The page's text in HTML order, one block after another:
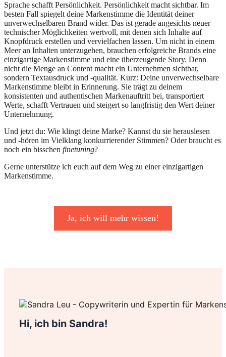
Sprache schafft Persönlichkeit. Persönlichkeit macht sichtbar. Im
besten Fall spiegelt deine Markenstimme die Identität deiner
unverwechselbaren Brand wider. Das ist gerade angesichts neuer
technischer Möglichkeiten wertvoll, mit denen sich Inhalte auf
Knopfdruck erstellen und vervielfachen lassen. Um nicht in einem
Meer an Inhalten unterzugehen, brauchen erfolgreiche Brands eine
einzigartige Markenstimme und eine überzeugende Story. Denn
nicht die Menge an Content macht ein Unternehmen sichtbar,
sondern Textausdruck und -qualität. Kurz: Deine unverwechselbare
Markenstimme bleibt in Erinnerung. Sie trägt zu deinem
konsistenten und authentischen Markenauftritt bei, transportiert
Werte, schafft Vertrauen und steigert so langfristig den Wert deiner
Unternehmung.
Und jetzt du: Wie klingt deine Marke? Kannst du sie herauslesen
und -hören im Vielklang konkurrierender Stimmen? Oder braucht es
noch ein bisschen finetuning?
Gerne unterstütze ich euch auf dem Weg zu einer einzigartigen
Markenstimme.
Ja, ich will mehr wissen!
Hi, ich bin Sandra!